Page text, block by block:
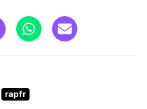
rapfr